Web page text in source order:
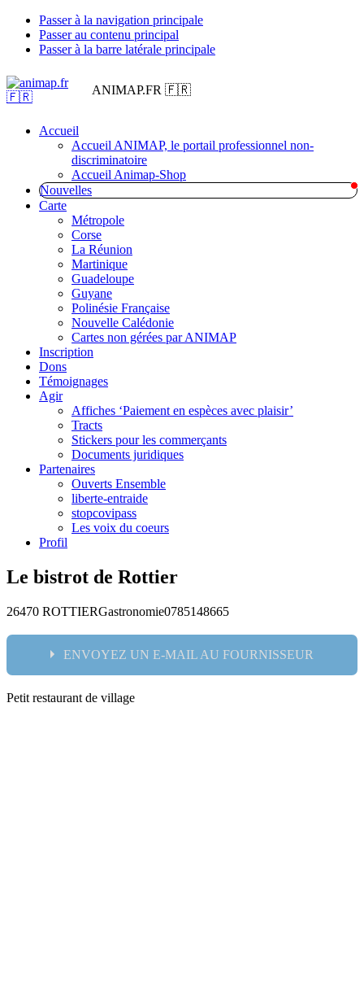
Passer à la navigation principale
Passer au contenu principal
Passer à la barre latérale principale
ANIMAP.FR 🇫🇷
Accueil
Accueil ANIMAP, le portail professionnel non-
discriminatoire
Accueil Animap-Shop
Nouvelles
Carte
Métropole
Corse
La Réunion
Martinique
Guadeloupe
Guyane
Polinésie Française
Nouvelle Calédonie
Cartes non gérées par ANIMAP
Inscription
Dons
Témoignages
Agir
Affiches ‘Paiement en espèces avec plaisir’
Tracts
Stickers pour les commerçants
Documents juridiques
Partenaires
Ouverts Ensemble
liberte-entraide
stopcovipass
Les voix du coeurs
Profil
Le bistrot de Rottier
26470 ROTTIERGastronomie0785148665
ENVOYEZ UN E-MAIL AU FOURNISSEUR
Nom:
Petit restaurant de village